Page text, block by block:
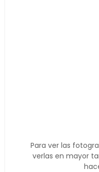
Para ver las
verlas en mayor